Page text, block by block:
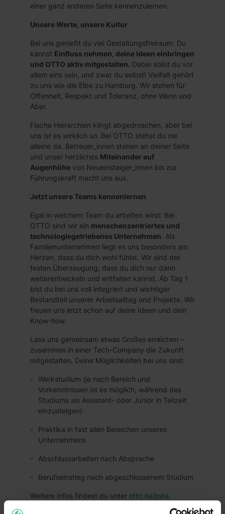
einer ganz anderen Seite kennenzulernen.
Unsere Werte, unsere Kultur
Bei uns genießt du viel Gestaltungsfreiraum. Du
kannst Einfluss nehmen, deine Ideen einbringen
und OTTO aktiv mitgestalten. Dabei sollst du vor
allem eins sein, und zwar du selbst! Vielfalt gehört
zu uns wie die Elbe zu Hamburg. Wir stehen für
Offenheit, Respekt und Toleranz, ohne Wenn und
Aber.
Flache Hierarchien klingt abgedroschen, aber bei
uns ist es wirklich so. Bei OTTO stehst du nie
alleine da. Betreuer_innen stehen an deiner Seite
und unser herzliches Miteinander auf
Augenhöhe von Neueinsteiger_innen bis zur
Führungskraft macht uns aus.
Jetzt unsere Teams kennenlernen
Egal in welchem Team du arbeiten wirst: Bei
OTTO sind wir ein menschenzentriertes und
technologiegetriebenes Unternehmen. Als
Familienunternehmen liegt es uns besonders am
Herzen, dass du dich wohl fühlst. Wir sind der
festen Überzeugung, dass du dich nur dann
weiterentwickeln und entfalten kannst. Ab Tag 1
bist du bei uns voll integriert und wichtiger
Bestandteil unserer Arbeitsalltag und Projekte. Wir
freuen uns jetzt schon auf deine Ideen und dein
Know-how.
Lass uns gemeinsam etwas Großes erreichen –
zusammen in einer Tech-Company die Zukunft
mitgestalten. Deine Möglichkeiten bei uns sind:
Werkstudium (je nach Bereich und
Vorkenntnissen ist es möglich, während des
Studiums als Assistant- oder Junior in Teilzeit
einzusteigen)
Praktika in fast allen Bereichen unseres
Unternehmens
Abschlussarbeiten nach Absprache
Berufseinstieg nach abgeschlossenem Studium
Weitere Infos findest du unter otto.de/jobs.